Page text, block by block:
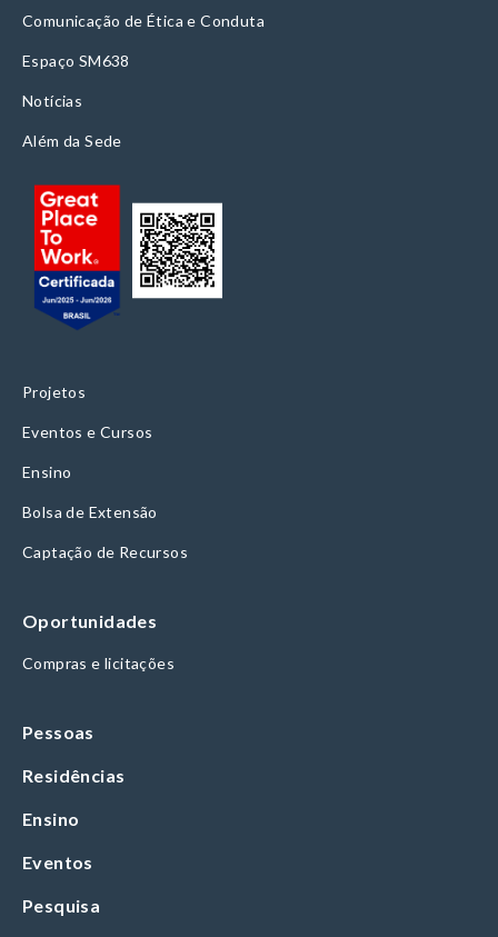
Comunicação de Ética e Conduta
Espaço SM638
Notícias
Além da Sede
Projetos
Eventos e Cursos
Ensino
Bolsa de Extensão
Captação de Recursos
Oportunidades
Compras e licitações
Pessoas
Residências
Ensino
Eventos
Pesquisa